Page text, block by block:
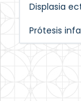
Displasia
Prótesis